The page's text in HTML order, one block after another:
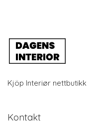
Kjöp Interiør nettbutikk
Kontakt